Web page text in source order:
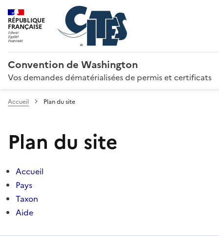
RÉPUBLIQUE
FRANÇAISE
Convention de Washington
Vos demandes dématérialisées de permis et certificats
Accueil Plan du site
Plan du site
Accueil
Pays
Taxon
Aide